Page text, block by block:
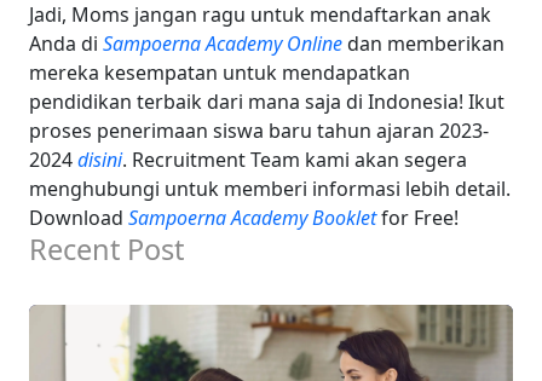
Jadi, Moms jangan ragu untuk mendaftarkan anak
Anda di Sampoerna Academy Onlinedan memberikan
mereka kesempatan untuk mendapatkan
pendidikan terbaik dari mana saja di Indonesia! Ikut
proses penerimaan siswa baru tahun ajaran 2023-
2024disini. Recruitment Team kami akan segera
menghubungi untuk memberi informasi lebih detail.
Download Sampoerna Academy Bookletfor Free!
Recent Post